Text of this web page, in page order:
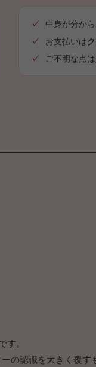
中身が分か
お支払いは
ご不明な点は
。
認識を大きく覆す